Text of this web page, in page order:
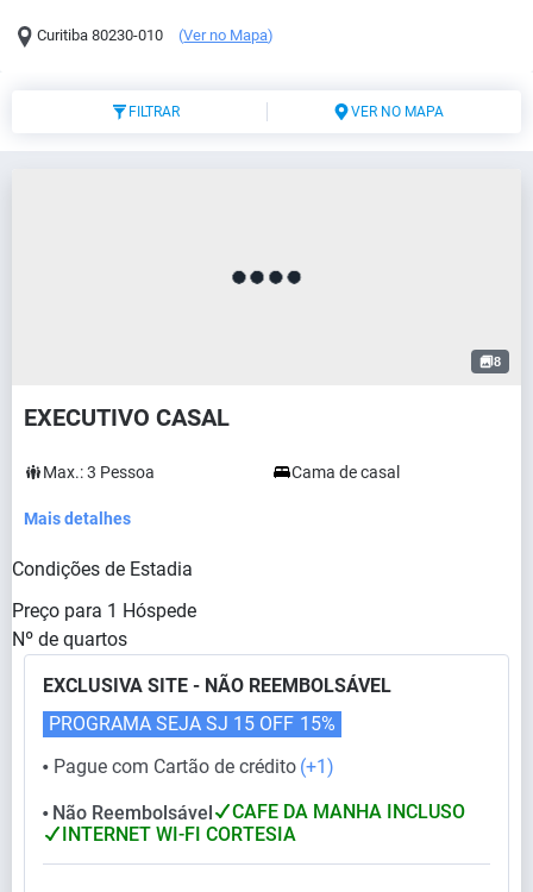
Curitiba 80230-010 (Ver no Mapa)
FILTRAR VER NO MAPA
8
EXECUTIVO CASAL
Max.:3 Pessoa Cama de casal
Mais detalhes
Condições de Estadia
Preço para 1 Hóspede
Nº de quartos
EXCLUSIVA SITE - NÃO REEMBOLSÁVEL
⬤ Pague com Cartão de crédito (+1)
PROGRAMA SEJA SJ 15 OFF 15%
⬤ Não Reembolsável
CAFE DA MANHA INCLUSO
INTERNET WI-FI CORTESIA